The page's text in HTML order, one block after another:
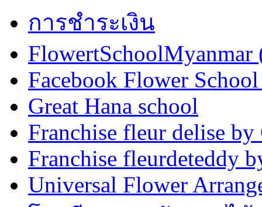
การชำระเงิน
FlowertSchoolMyanmar
Facebook Flower
Great Hana school
Franchise fleur delise
Franchise fleurdeteddy
Universal Flower